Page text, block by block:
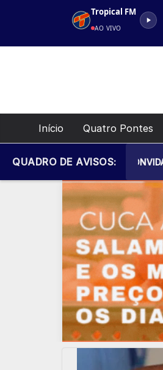
Tropical FM
AO VIVO
Início Quatro Pontes
QUADRO DE AVISOS:
DE SAÚDE CONVIDA TODAS AS